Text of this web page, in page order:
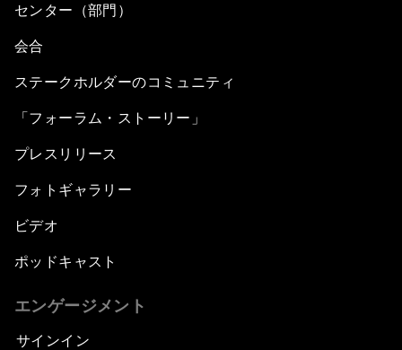
センター（部門）
会合
ステークホルダーのコミュニティ
「フォーラム・ストーリー」
プレスリリース
フォトギャラリー
ビデオ
ポッドキャスト
エンゲージメント
サインイン